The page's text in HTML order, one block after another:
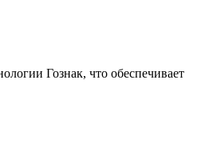
Гознак, что обеспечивает